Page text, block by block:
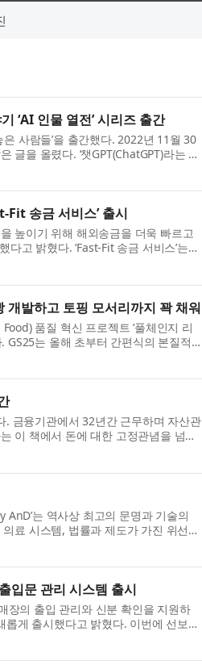
‘AI 인물 열전’ 시리즈 출간
은 사람들’을 출간했다. 2022년 11월 30
글을 올렸다. ‘챗GPT(ChatGPT)라는 대
Fit 송금 서비스’ 출시
높이기 위해 해외송금을 더욱 빠르고
다고 밝혔다. ‘Fast-Fit 송금 서비스’는
발하고 토핑 모서리까지 꽉 채워
품질 혁신 프로젝트 ‘풀체인지 리
GS25는 올해 초부터 간편식의 본질적
. 금융기관에서 32년간 근무하며 자산관
이 책에서 돈에 대한 고정관념을 넘어
AnD’는 역사상 최고의 문명과 기술의
료 시스템, 법률과 제도가 가진 위선의
입문 관리 시스템 출시
장의 출입 관리와 신분 확인을 지원하
롭게 출시했다고 밝혔다. 이번에 선보인